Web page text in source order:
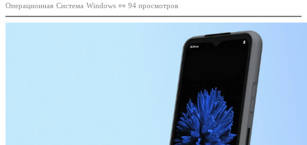
Операционная Система Windows 👀 94 просмотров